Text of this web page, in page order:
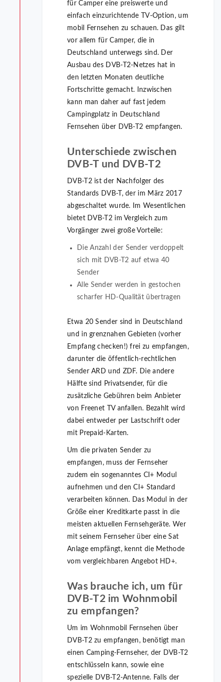
für Camper eine preiswerte und
einfach einzurichtende TV-Option, um
mobil Fernsehen zu schauen. Das gilt
vor allem für Camper, die in
Deutschland unterwegs sind. Der
Ausbau des DVB-T2-Netzes hat in
den letzten Monaten deutliche
Fortschritte gemacht. Inzwischen
kann man daher auf fast jedem
Campingplatz in Deutschland
Fernsehen über DVB-T2 empfangen.
Unterschiede zwischen
DVB-T und DVB-T2
DVB-T2 ist der Nachfolger des
Standards DVB-T, der im März 2017
abgeschaltet wurde. Im Wesentlichen
bietet DVB-T2 im Vergleich zum
Vorgänger zwei große Vorteile:
Die Anzahl der Sender verdoppelt
sich mit DVB-T2 auf etwa 40
Sender
Alle Sender werden in gestochen
scharfer HD-Qualität übertragen
Etwa 20 Sender sind in Deutschland
und in grenznahen Gebieten (vorher
Empfang checken!) frei zu empfangen,
darunter die öffentlich-rechtlichen
Sender ARD und ZDF. Die andere
Hälfte sind Privatsender, für die
zusätzliche Gebühren beim Anbieter
von Freenet TV anfallen. Bezahlt wird
dabei entweder per Lastschrift oder
mit Prepaid-Karten.
Um die privaten Sender zu
empfangen, muss der Fernseher
zudem ein sogenanntes CI+ Modul
aufnehmen und den CI+ Standard
verarbeiten können. Das Modul in der
Größe einer Kreditkarte passt in die
meisten aktuellen Fernsehgeräte. Wer
mit seinem Fernseher über eine Sat
Anlage empfängt, kennt die Methode
vom vergleichbaren Angebot HD+.
Was brauche ich, um für
DVB-T2 im Wohnmobil
zu empfangen?
Um im Wohnmobil Fernsehen über
DVB-T2 zu empfangen, benötigt man
einen Camping-Fernseher, der DVB-T2
entschlüsseln kann, sowie eine
spezielle DVB-T2-Antenne. Falls der